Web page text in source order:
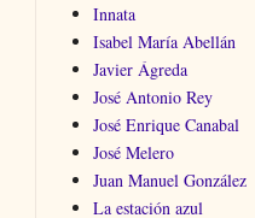
Innata
Isabel María Abellán
Javier Ágreda
José Antonio Rey
José Enrique Canabal
José Melero
Juan Manuel González
La estación azul